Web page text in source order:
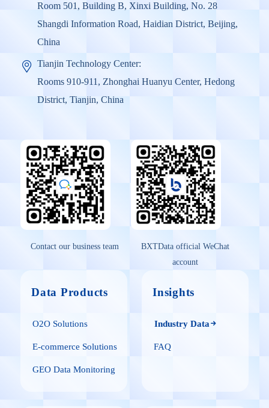
Room 501, Building B, Xinxi Building, No. 28
Shangdi Information Road, Haidian District, Beijing,
China
Tianjin Technology Center:
Rooms 910-911, Zhonghai Huanyu Center, Hedong
District, Tianjin, China
Contact our business team
BXTData official WeChat
account
Data Products
O2O Solutions
E-commerce Solutions
GEO Data Monitoring
Insights
Industry Data
FAQ